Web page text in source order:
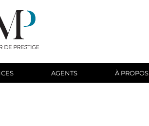
AGENTS À PROPOS